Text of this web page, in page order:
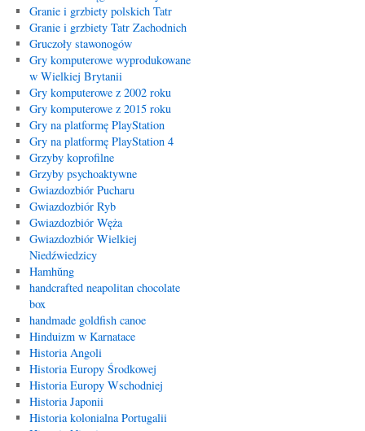
Granie i grzbiety polskich Tatr
Granie i grzbiety Tatr Zachodnich
Gruczoły stawonogów
Gry komputerowe wyprodukowane
w Wielkiej Brytanii
Gry komputerowe z 2002 roku
Gry komputerowe z 2015 roku
Gry na platformę PlayStation
Gry na platformę PlayStation 4
Grzyby koprofilne
Grzyby psychoaktywne
Gwiazdozbiór Pucharu
Gwiazdozbiór Ryb
Gwiazdozbiór Węża
Gwiazdozbiór Wielkiej
Niedźwiedzicy
Hamhŭng
handcrafted neapolitan chocolate
box
handmade goldfish canoe
Hinduizm w Karnatace
Historia Angoli
Historia Europy Środkowej
Historia Europy Wschodniej
Historia Japonii
Historia kolonialna Portugalii